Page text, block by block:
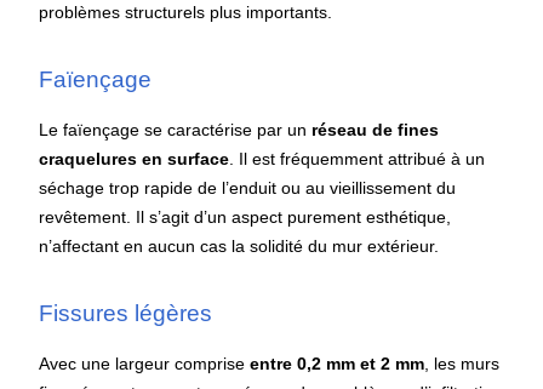
problèmes structurels plus importants.
Faïençage
Le faïençage se caractérise par un réseau de fines
craquelures en surface . Il est fréquemment attribué à un
séchage trop rapide de l’enduit ou au vieillissement du
revêtement. Il s’agit d’un aspect purement esthétique,
n’affectant en aucun cas la solidité du mur extérieur.
Fissures légères
Avec une largeur compriseentre 0,2 mm et 2 mm, les murs